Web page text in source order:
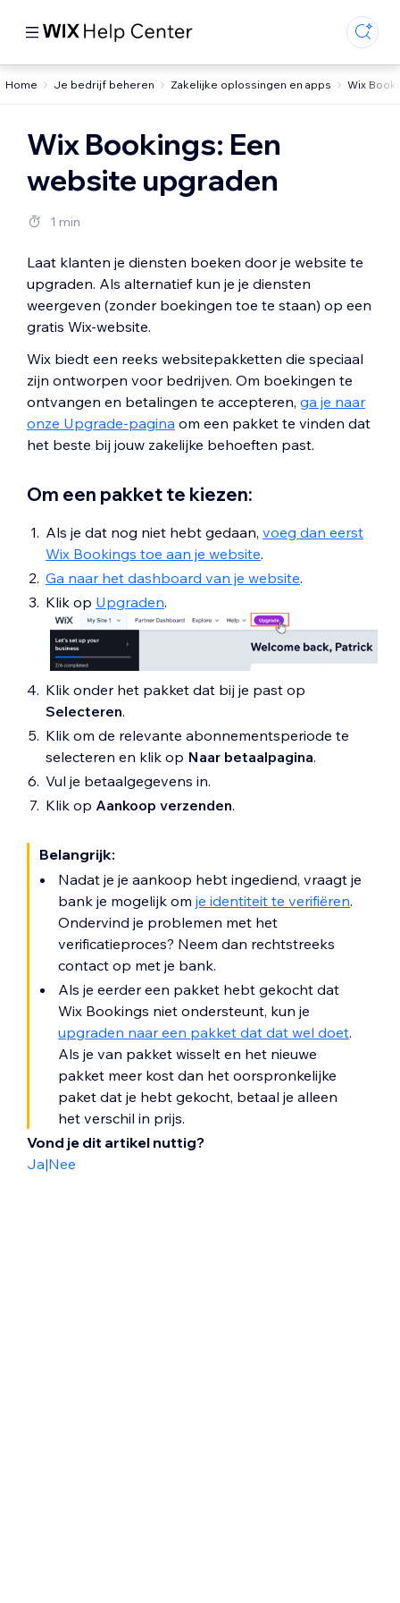
Home Je bedrijf beheren Zakelijke oplossingen en apps Wix
Wix Bookings: Een
website upgraden
1 min
Laat klanten je diensten boeken door je website te
upgraden. Als alternatief kun je je diensten
weergeven (zonder boekingen toe te staan) op een
gratis Wix-website.
Wix biedt een reeks websitepakketten die speciaal
zijn ontworpen voor bedrijven. Om boekingen te
ontvangen en betalingen te accepteren, ga je naar
onze Upgrade-pagina om een pakket te vinden dat
het beste bij jouw zakelijke behoeften past.
Om een pakket te kiezen:
Als je dat nog niet hebt gedaan, voeg dan eerst
Wix Bookings toe aan je website.
Ga naar het dashboard van je website.
Klik op Upgraden.
Klik onder het pakket dat bij je past op
Selecteren.
Klik om de relevante abonnementsperiode te
selecteren en klik op Naar betaalpagina.
Vul je betaalgegevens in.
Klik op Aankoop verzenden.
Belangrijk:
Nadat je je aankoop hebt ingediend, vraagt je
bank je mogelijk om je identiteit te verifiëren.
Ondervind je problemen met het
verificatieproces? Neem dan rechtstreeks
contact op met je bank.
Als je eerder een pakket hebt gekocht dat
Wix Bookings niet ondersteunt, kun je
upgraden naar een pakket dat dat wel doet.
Als je van pakket wisselt en het nieuwe
pakket meer kost dan het oorspronkelijke
paket dat je hebt gekocht, betaal je alleen
het verschil in prijs.
Vond je dit artikel nuttig?
Ja|Nee